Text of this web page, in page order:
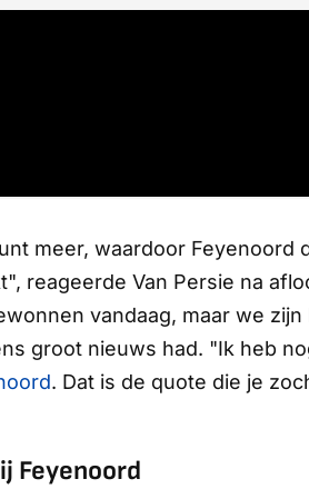
meer, waardoor Feyenoord
reageerde Van Persie na
vandaag, maar we
groot nieuws had. "Ik heb
. Dat is de quote die je
Feyenoord